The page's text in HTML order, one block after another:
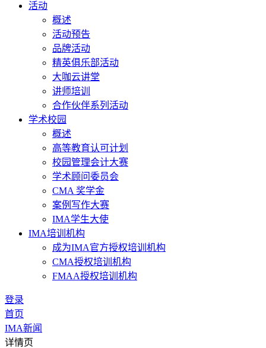
活动
概述
活动预告
品牌活动
精英俱乐部活动
大咖云讲堂
讲师培训
合作伙伴系列活动
学术校园
概述
高等教育认可计划
校园管理会计大赛
学术顾问委员会
CMA 奖学金
案例写作大赛
IMA学生大使
IMA培训机构
成为IMA官方授权培训机构
CMA授权培训机构
FMAA授权培训机构
登录
首页
IMA新闻
详情页